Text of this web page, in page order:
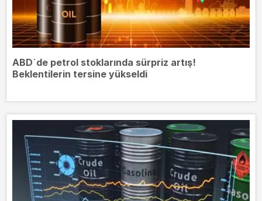
ABD`de petrol stoklarında sürpriz artış!
Beklentilerin tersine yükseldi